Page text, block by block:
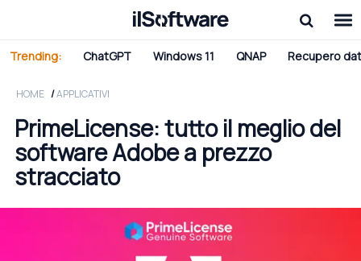
Trending: ChatGPT Windows 11 QNAP Recupero
HOME APPLICATIVI
PrimeLicense: tutto il meglio del
software Adobe a prezzo
stracciato